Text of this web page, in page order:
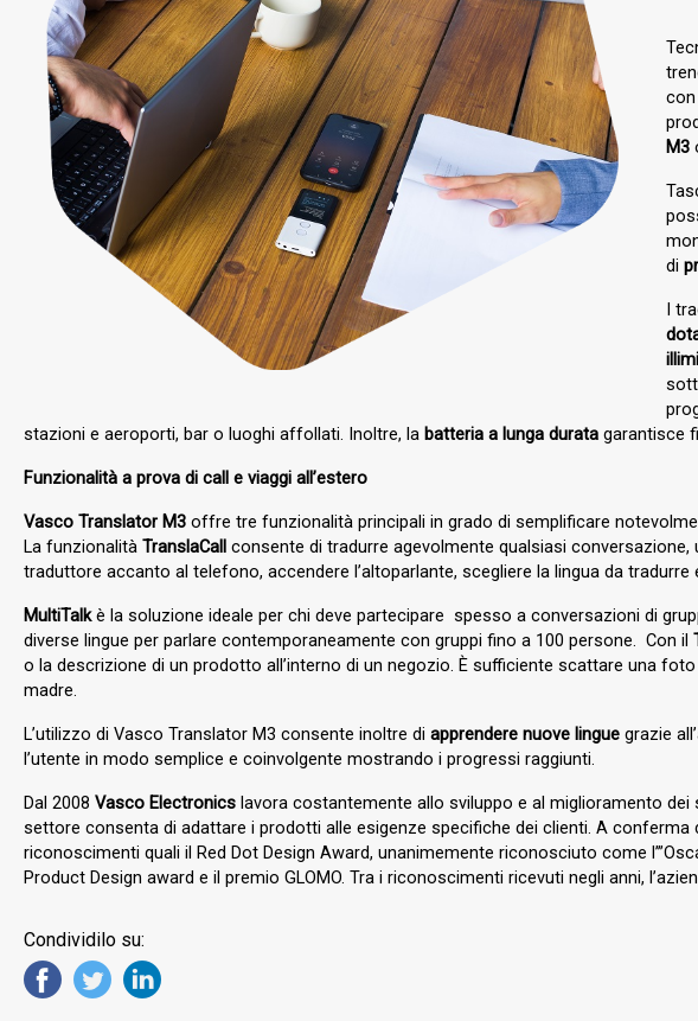
con
M3
di
I
stazioni e aeroporti, bar o luoghi affollati. Inoltre, la batteria a lunga durata garantisce
Funzionalità a prova di call e viaggi all’estero
Vasco Translator M3 offre tre funzionalità principali in grado di semplificare
La funzionalità TranslaCall consente di tradurre agevolmente qualsiasi
traduttore accanto al telefono, accendere l’altoparlante, scegliere la lingua da
MultiTalkè la soluzione ideale per chi deve partecipare spesso a conversazioni di
diverse lingue per parlare contemporaneamente con gruppi fino a 100 persone. Con il
o la descrizione di un prodotto all’interno di un negozio. È sufficiente scattare una
madre.
L’utilizzo di Vasco Translator M3 consente inoltre di apprendere nuove lingue grazie
l’utente in modo semplice e coinvolgente mostrando i progressi raggiunti.
Dal 2008 Vasco Electronics lavora costantemente allo sviluppo e al miglioramento
settore consenta di adattare i prodotti alle esigenze specifiche dei clienti. A
riconoscimenti quali il Red Dot Design Award, unanimemente riconosciuto come
Product Design award e il premio GLOMO. Tra i riconoscimenti ricevuti negli anni,
Condividilo su: